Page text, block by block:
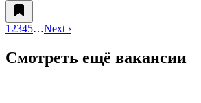
1 2345…Next ›
Смотреть ещё вакансии